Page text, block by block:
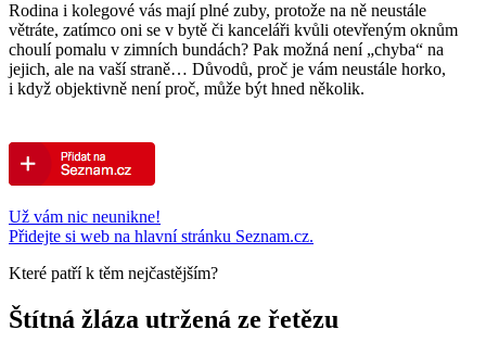
Rodina i kolegové vás mají plné zuby, protože na ně neustále
větráte, zatímco oni se v bytě či kanceláři kvůli otevřeným oknům
choulí pomalu v zimních bundách? Pak možná není „chyba“ na
jejich, ale na vaší straně… Důvodů, proč je vám neustále horko,
i když objektivně není proč, může být hned několik.
Už vám nic neunikne!
Přidejte si web na hlavní stránku Seznam.cz.
Které patří k těm nejčastějším?
Štítná žláza utržená ze řetězu